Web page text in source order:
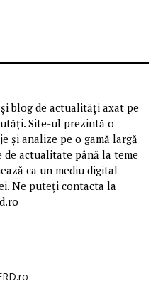
blog de actualități axat pe
Site-ul prezintă o
și analize pe o gamă largă
de actualitate până la teme
ca un mediu digital
Ne puteți contacta la